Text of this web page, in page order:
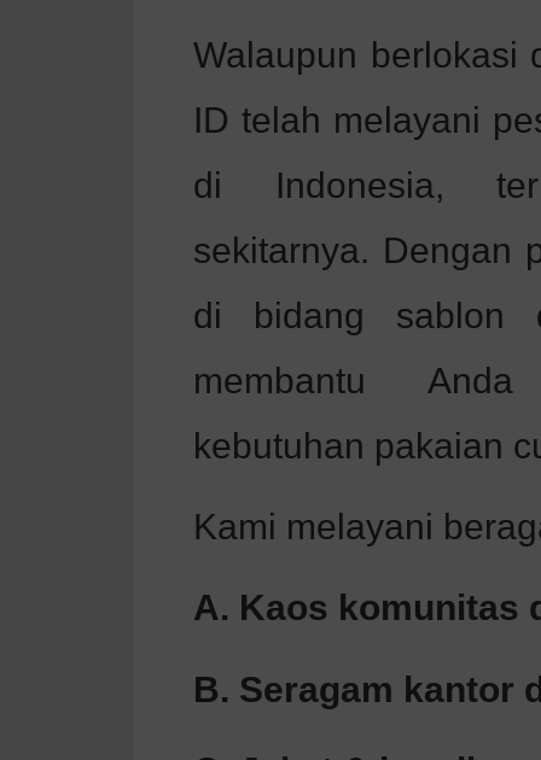
Walaupun berlokasi
ID telah melayani
di Indonesia,
sekitarnya. Dengan
di bidang sablon
membantu
kebutuhan pakaian
Kami melayani
A. Kaos komunitas
B. Seragam kantor